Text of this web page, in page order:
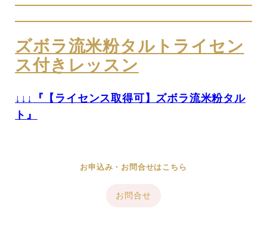
ズボラ流米粉タルトライセン
ス付きレッスン
↓↓↓
『【ライセンス取得可】ズボラ流米粉タル
ト』
お申込み・お問合せはこちら
お問合せ